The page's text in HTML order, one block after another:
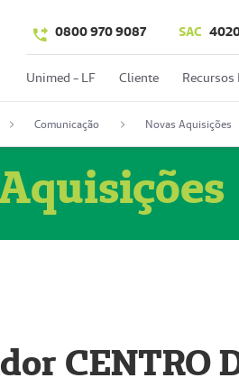
0800 970 9087 SAC
Unimed - LF Cliente Recursos
Comunicação Novas Aquisições
CENTRO